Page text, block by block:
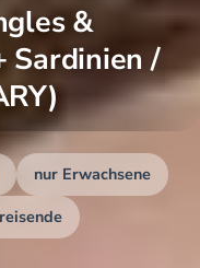
&
Sardinien /
nur Erwachsene